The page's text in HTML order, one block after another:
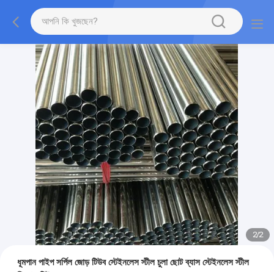
2/2
ধূমপান পাইপ সর্পিল জোড় টিউব স্টেইনলেস স্টীল চুলা ছোট ব্যাস স্টেইনলেস স্টীল